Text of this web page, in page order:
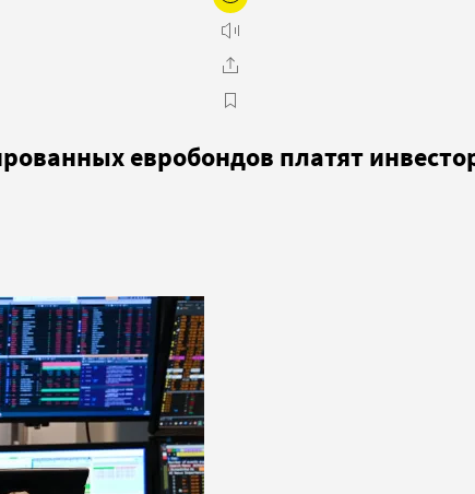
евробондов платят